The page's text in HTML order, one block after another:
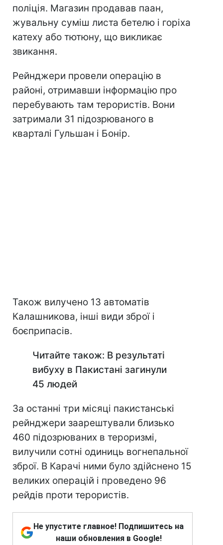
поліція. Магазин продавав паан,
жувальну суміш листа бетелю і горіха
катеху або тютюну, що викликає
звикання.
Рейнджери провели операцію в
районі, отримавши інформацію про
перебувають там терористів. Вони
затримали 31 підозрюваного в
кварталі Гульшан і Бонір.
Також вилучено 13 автоматів
Калашникова, інші види зброї і
боєприпасів.
Читайте також: В результаті
вибуху в Пакистані загинули
45 людей
За останні три місяці пакистанські
рейнджери заарештували близько
460 підозрюваних в тероризмі,
вилучили сотні одиниць вогнепальної
зброї. В Карачі ними було здійснено 15
великих операцій і проведено 96
рейдів проти терористів.
Не упустите главное! Подпишитесь на
наши обновления в Google!